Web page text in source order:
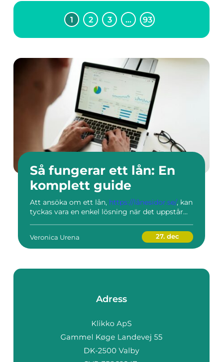
1 2 3 … 93
Så fungerar ett lån: En
komplett guide
Att ansöka om ett lån, https://lånesidor.se/, kan
tyckas vara en enkel lösning när det uppstår...
Veronica Urena 27. dec
Adress